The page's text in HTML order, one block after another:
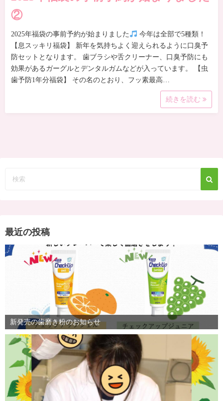
②
2025年福袋の事前予約が始まりました
今年は全部で5種類！
【息スッキリ福袋】 新年を気持ちよく迎えられるように口臭予
防セットとなります。 歯ブラシや舌クリーナー、口臭予防にも
効果があるガーグルとデンタルガムなどが入っています。 【虫
歯予防1年分福袋】 その名のとおり、フッ素最高…
続きを読む
最近の投稿
新発売の歯磨き粉のお知らせ